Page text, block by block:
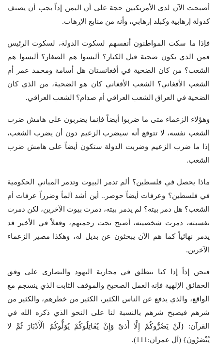
أصبحت الآن لدى الأمريكيين حجة على أن اليمن إذاً يجب أن يصنف
كدولة إرهابية وكبلد إرهابي، وأنه من منابع الإرهاب.
فإذا ما سكت المواطنون أنفسهم لسكوت الدولة، لسكوت الرئيس
فمن الذي يكون ضحية قبل الكبار؟ أليسوا هم الصغار؟ أليسوا هم
الشعب؟ من كان الضحية في أفغانستان هل أسامة ومحمد عمر أم
الشعب الأفغاني؟ الشعب الأفغاني كان هو الضحية، من الذي كان
الضحية في العراق الشعب العراقي أم صدام؟ الشعب العراقي.
وهؤلاء الزعماء متى ما ضربوا أيضاً فإنما يضربون على هامش ضرب
الشعب نفسه، لا تتوقع أنه سيضرب الزعيم دون أن يضرب الشعب،
إذا ما ضرب الزعيم وضربت الدولة ستكون أيضاً على هامش ضرب
الشعب.
ماذا يحصل في فلسطين؟ ألم تدمر البيوت وتدمر المباني الحكومية
في فلسطين؟ وعرفات أيضاً حوصر.. أين أشد ألماً وضرراً عرفات أم
الشعب؟ هل دمر بيته؟ لم يدمر بيته، دمرت بيوت الآخرين، لكن دمرت
نفسيته، دمرت شخصيته، أصبح تحت رحمتهم، وفعلاً في الأخير قد
يدمر نهائياً كما هم الآن يبحثون عن بديل له، وهكذا مصير الزعماء
الآخرين.
فنحن إذاً إذا كنا ننطلق في محاربة اليهود والنصارى على وفق
الحقائق الإلهية فإنه العمل الصحيح والموقف الثابت الذي ينسجم مع
الواقع، والذي يدفع عن الناس الكثير، الكثير من خطرهم، والكثير من
شرهم فيصبح شرهم بالنسبة لنا على النحو الذي ذكره الله في
القرآن: {لَنْ يَضُرُّوكُمْ إِلَّا أَذىً وَإِنْ يُقَاتِلُوكُمْ يُوَلُّوكُمُ الْأَدْبَارَ ثُمَّ لا
يُنْصَرُونَ} (آل عمران:111).